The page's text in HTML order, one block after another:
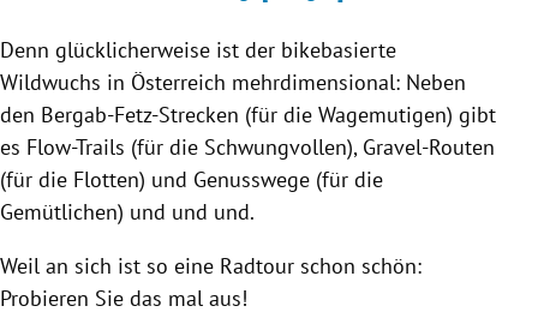
Denn glücklicherweise ist der bikebasierte
Wildwuchs in Österreich mehrdimensional: Neben
den Bergab-Fetz-Strecken (für die Wagemutigen) gibt
es Flow-Trails (für die Schwungvollen), Gravel-Routen
(für die Flotten) und Genusswege (für die
Gemütlichen) und und und.
Weil an sich ist so eine Radtour schon schön:
Probieren Sie das mal aus!